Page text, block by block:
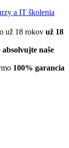
už 18
absolvujte naše
100% garancia